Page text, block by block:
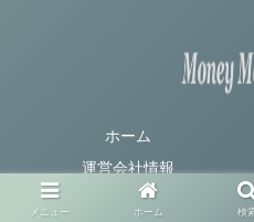
ホーム
運営会社情報
© 2020 マネマガジン｜節
メニュー ホーム 検